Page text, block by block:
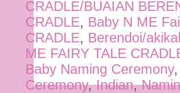
CRADLE/BUAIAN
CRADLE, Baby N ME
CRADLE, Berendoi/
ME FAIRY TALE
Baby Naming Ceremony,
Ceremony,Indian,